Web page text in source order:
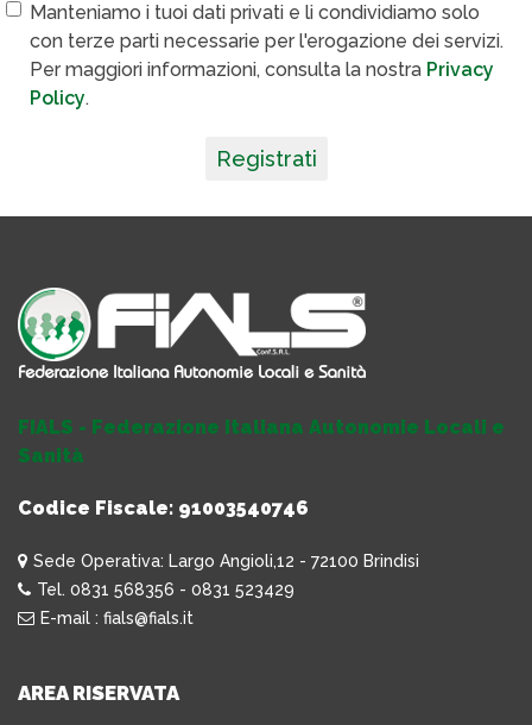
Manteniamo i tuoi dati privati e li condividiamo solo
con terze parti necessarie per l'erogazione dei servizi.
Per maggiori informazioni, consulta la nostra Privacy
Policy.
Registrati
FIALS - Federazione Italiana Autonomie Locali e
Sanità
Codice Fiscale: 91003540746
Sede Operativa: Largo Angioli,12 - 72100 Brindisi
Tel. 0831 568356 - 0831 523429
E-mail : fials@fials.it
AREA RISERVATA